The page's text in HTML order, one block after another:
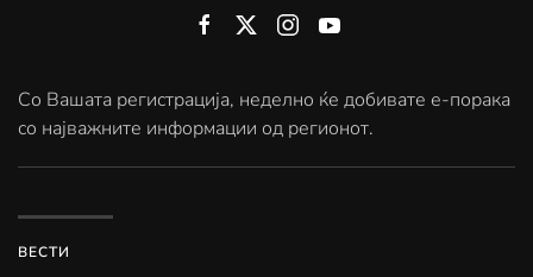
Со Вашата регистрација, неделно ќе добивате е-порака
со најважните информации од регионот.
ВЕСТИ